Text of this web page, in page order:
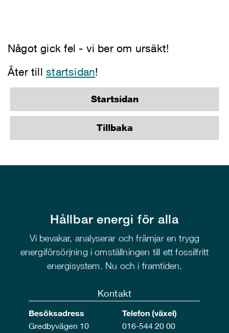
Något gick fel - vi ber om ursäkt!
Åter tillstartsidan!
Startsidan
Tillbaka
Hållbar energi för alla
Vi bevakar, analyserar och främjar en trygg
energiförsörjning i omställningen till ett fossilfritt
energisystem. Nu och i framtiden.
Kontakt
Besöksadress
Gredbyvägen 10
Telefon (växel)
016-544 20 00